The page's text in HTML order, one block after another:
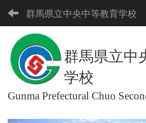
群馬県立中央中等教育学校
群馬県立中
学校
Gunma Prefectural Chuo